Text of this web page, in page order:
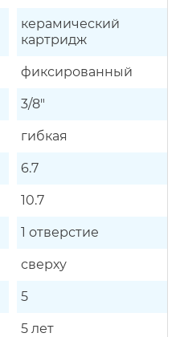
керамический
картридж
фиксированный
3/8"
гибкая
6.7
10.7
1 отверстие
сверху
5
5 лет